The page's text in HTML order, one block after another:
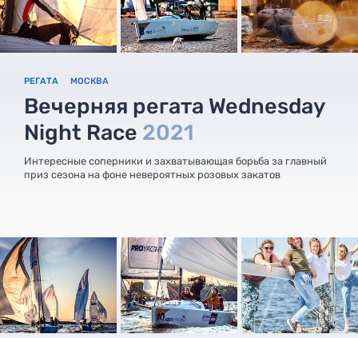
РЕГАТА МОСКВА
Вечерняя регата Wednesday
Night Race 2021
Интересные соперники и захватывающая борьба за главный
приз сезона на фоне невероятных розовых закатов